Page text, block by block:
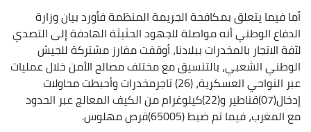
أما فيما يتعلق بمكافحة الجريمة المنظمة فأورد بيان وزارة
الدفاع الوطني أنه مواصلة للجهود الحثيثة الهادفة إلى التصدي
لآفة الاتجار بالمخدرات ببلادنا، أوقفت مفارز مشتركة للجيش
الوطني الشعبي، بالتنسيق مع مختلف مصالح الأمن خلال عمليات
عبر النواحي العسكرية، (26) تاجرمخدرات وأحبطت محاولات
إدخال(07)قناطير و(22)كيلوغرام من الكيف المعالج عبر الحدود
مع المغرب، فيما تم ضبط (65005)قرص مهلوس.